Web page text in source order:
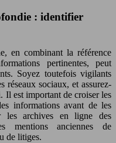
: identifier
en combinant la référence
pertinentes, peut
Soyez toutefois vigilants
réseaux sociaux, et assurez-
Il est important de croiser les
informations avant de les
les archives en ligne des
mentions anciennes de
de litiges.